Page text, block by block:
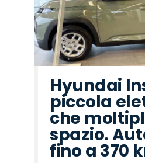
Hyundai
piccola
che
spazio.
fino a 370